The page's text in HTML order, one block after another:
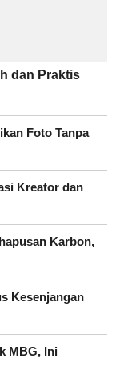
dan Praktis
Foto Tanpa
Kreator dan
Karbon,
Kesenjangan
MBG, Ini